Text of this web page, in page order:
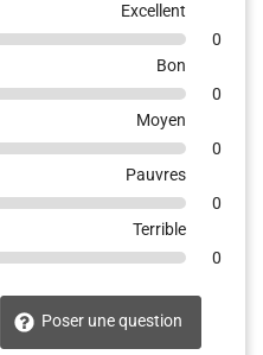
Excellent
0
Bon
0
Moyen
0
Pauvres
0
Terrible
0
Poser une question